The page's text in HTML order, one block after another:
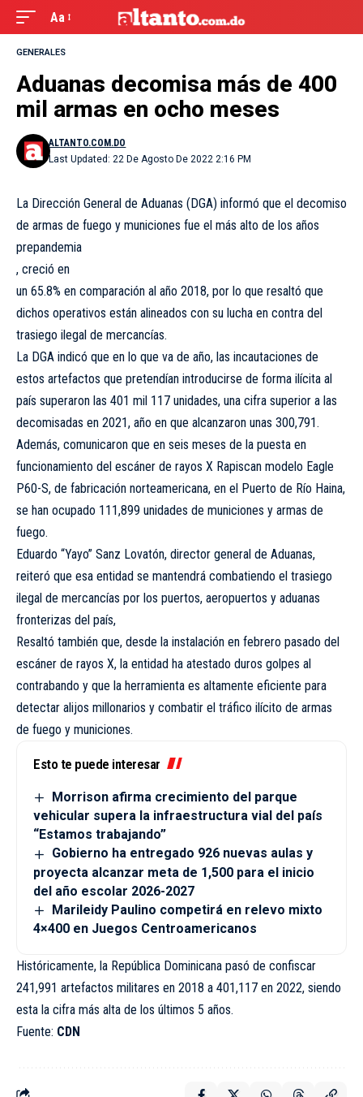
Aa
GENERALES
Aduanas decomisa más de 400
mil armas en ocho meses
Last Updated: 22 De Agosto De 2022 2:16 PM
ALTANTO.COM.DO
La Dirección General de Aduanas (DGA) informó que el decomiso
de armas de fuego y municiones fue el más alto de los años
prepandemia
, creció en
un 65.8% en comparación al año 2018, por lo que resaltó que
dichos operativos están alineados con su lucha en contra del
trasiego ilegal de mercancías.
La DGA indicó que en lo que va de año, las incautaciones de
estos artefactos que pretendían introducirse de forma ilícita al
país superaron las 401 mil 117 unidades, una cifra superior a las
decomisadas en 2021, año en que alcanzaron unas 300,791.
Además, comunicaron que en seis meses de la puesta en
funcionamiento del escáner de rayos X Rapiscan modelo Eagle
P60-S, de fabricación norteamericana, en el Puerto de Río Haina,
se han ocupado 111,899 unidades de municiones y armas de
fuego.
Eduardo “Yayo” Sanz Lovatón, director general de Aduanas,
reiteró que esa entidad se mantendrá combatiendo el trasiego
ilegal de mercancías por los puertos, aeropuertos y aduanas
fronterizas del país,
Resaltó también que, desde la instalación en febrero pasado del
escáner de rayos X, la entidad ha atestado duros golpes al
contrabando y que la herramienta es altamente eficiente para
detectar alijos millonarios y combatir el tráfico ilícito de armas
de fuego y municiones.
Esto te puede interesar
Morrison afirma crecimiento del parque
vehicular supera la infraestructura vial del país
“Estamos trabajando”
Gobierno ha entregado 926 nuevas aulas y
proyecta alcanzar meta de 1,500 para el inicio
del año escolar 2026-2027
Marileidy Paulino competirá en relevo mixto
4×400 en Juegos Centroamericanos
Históricamente, la República Dominicana pasó de confiscar
241,991 artefactos militares en 2018 a 401,117 en 2022, siendo
esta la cifra más alta de los últimos 5 años.
Fuente: CDN